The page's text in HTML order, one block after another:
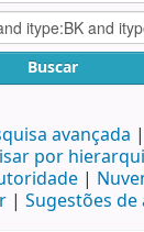
Buscar
avançada
por
Sugestões de